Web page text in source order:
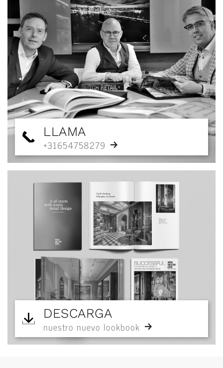
LLAMA
+31654758279
DESCARGA
nuestro nuevo lookbook